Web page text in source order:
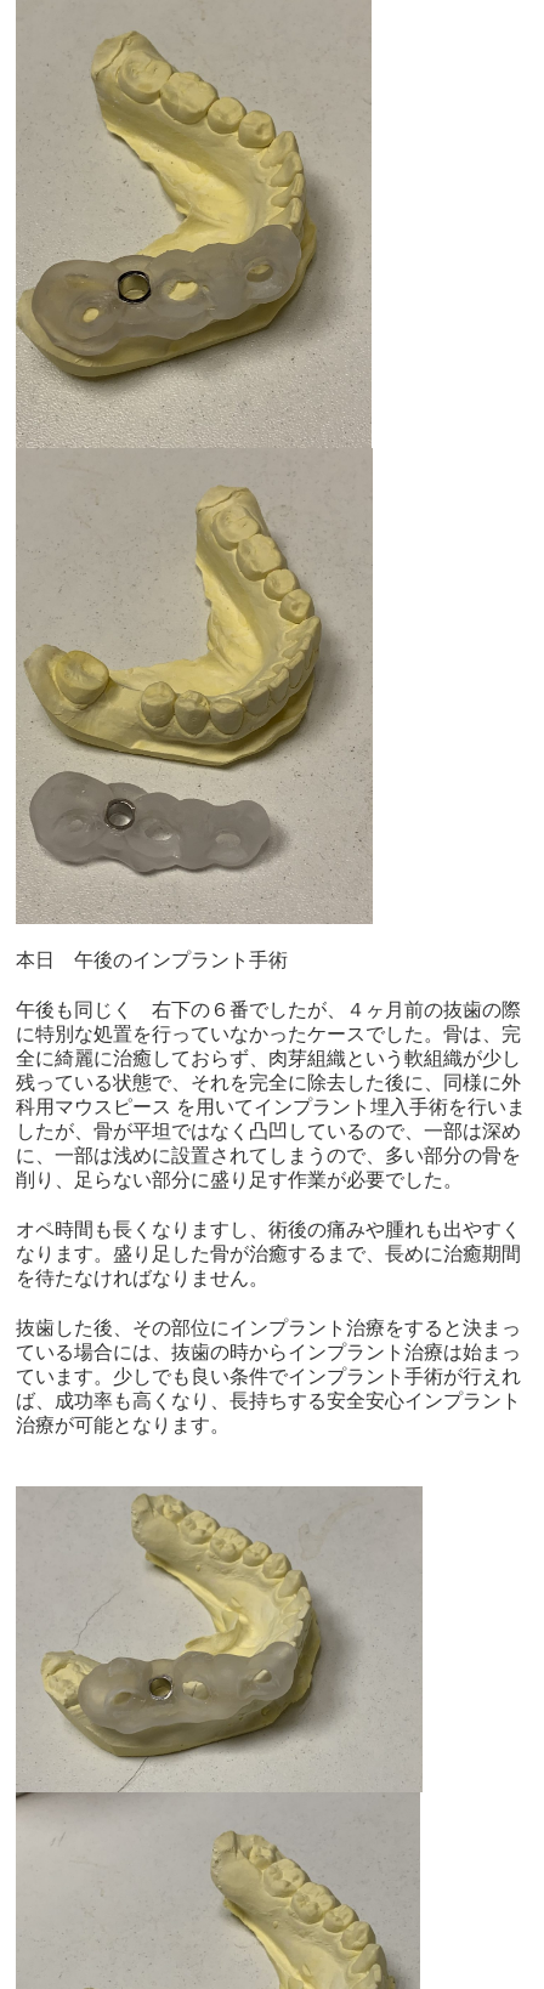
本日 午後のインプラント手術
午後も同じく 右下の６番でしたが、４ヶ月前の抜歯の際
に特別な処置を行っていなかったケースでした。骨は、完
全に綺麗に治癒しておらず、肉芽組織という軟組織が少し
残っている状態で、それを完全に除去した後に、同様に外
科用マウスピース を用いてインプラント埋入手術を行いま
したが、骨が平坦ではなく凸凹しているので、一部は深め
に、一部は浅めに設置されてしまうので、多い部分の骨を
削り、足らない部分に盛り足す作業が必要でした。
オペ時間も長くなりますし、術後の痛みや腫れも出やすく
なります。盛り足した骨が治癒するまで、長めに治癒期間
を待たなければなりません。
抜歯した後、その部位にインプラント治療をすると決まっ
ている場合には、抜歯の時からインプラント治療は始まっ
ています。少しでも良い条件でインプラント手術が行えれ
ば、成功率も高くなり、長持ちする安全安心インプラント
治療が可能となります。